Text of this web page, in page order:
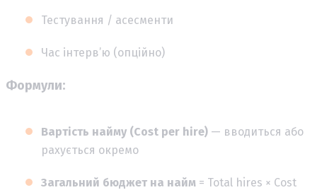
Тестування / асесменти
Час інтерв’ю (опційно)
Формули:
Вартість найму (Cost per hire) — вводиться або
рахується окремо
Загальний бюджет на найм = Total hires × Cost